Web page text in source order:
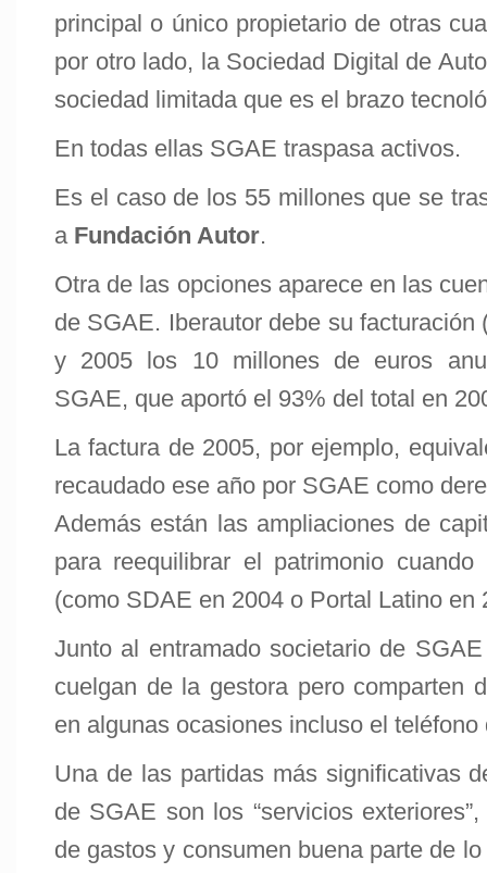
principal o único propietario de otras
por otro lado, la Sociedad Digital de
sociedad limitada que es el brazo
En todas ellas SGAE traspasa activos.
Es el caso de los 55 millones que se
a Fundación Autor.
Otra de las opciones aparece en las
de SGAE. Iberautor debe su facturación
y 2005 los 10 millones de euros
SGAE, que aportó el 93% del total en
La factura de 2005, por ejemplo,
recaudado ese año por SGAE como
Además están las ampliaciones de
para reequilibrar el patrimonio
(como SDAE en 2004 o Portal Latino en
Junto al entramado societario de
cuelgan de la gestora pero comparten
en algunas ocasiones incluso el teléfono
Una de las partidas más significativas
de SGAE son los “servicios
de gastos y consumen buena parte de